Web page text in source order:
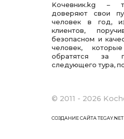
Kочевник.kg –
доверяют свои
человек в год,
клиентов,
безопасном и
человек,
обратятся за
следующего тура,
© 2011 - 2026
СОЗДАНИЕ САЙТА TEGAY.NET